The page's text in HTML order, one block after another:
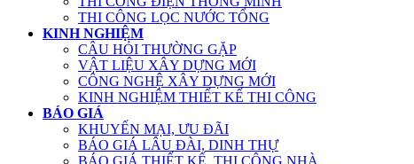
THI CÔNG LỌC NƯỚC TỔNG
KINH NGHIỆM
CÂU HỎI THƯỜNG GẶP
VẬT LIỆU XÂY DỰNG MỚI
CÔNG NGHỆ XÂY DỰNG MỚI
KINH NGHIỆM THIẾT KẾ THI CÔNG
BÁO GIÁ
KHUYẾN MẠI, ƯU ĐÃI
BÁO GIÁ LÂU ĐÀI, DINH THỰ
BÁO GIÁ THIẾT KẾ, THI CÔNG NHÀ